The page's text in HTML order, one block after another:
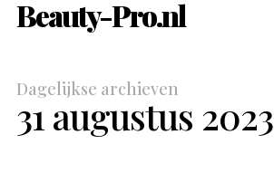
Beauty-Pro.nl
Dagelijkse archieven
31 augustus 2023